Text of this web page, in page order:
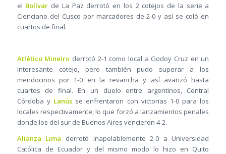
el Bolívar de La Paz derrotó en los 2 cotejos de la serie a
Cienciano del Cusco por marcadores de 2-0 y así se coló en
cuartos de final.
Atlético Mineiro derrotó 2-1 como local a Godoy Cruz en un
interesante cotejo, pero también pudo superar a los
mendocinos por 1-0 en la revancha y así avanzó hasta
cuartos de final. En un duelo entre argentinos, Central
Córdoba y Lanús se enfrentaron con victorias 1-0 para los
locales respectivamente, lo que forzó a lanzamientos penales
donde los del sur de Buenos Aires vencieron 4-2.
Alianza Lima derrotó inapelablemente 2-0 a Universidad
Católica de Ecuador y del mismo modo lo hizo en Quito